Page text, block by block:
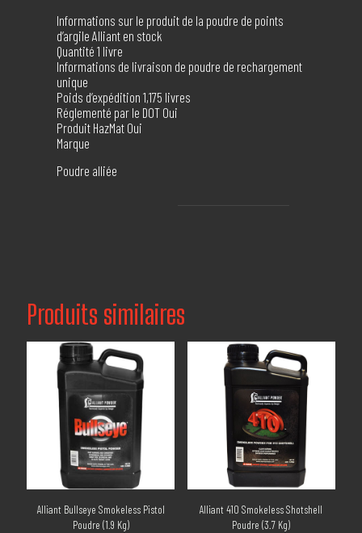
Informations sur le produit de la poudre de points
d’argile Alliant en stock
Quantité 1 livre
Informations de livraison de poudre de rechargement
unique
Poids d’expédition 1,175 livres
Réglementé par le DOT Oui
Produit HazMat Oui
Marque
Poudre alliée
Produits similaires
Alliant Bullseye Smokeless Pistol
Poudre (1.9 Kg)
Alliant 410 Smokeless Shotshell
Poudre (3.7 Kg)